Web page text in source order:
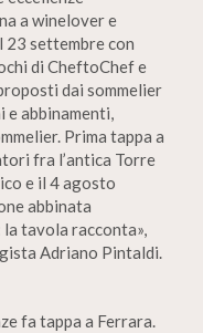
a winelover e
23 settembre con
di CheftoChef e
dai sommelier
e abbinamenti,
Prima tappa a
fra l’antica Torre
e il 4 agosto
abbinata
la tavola racconta»,
Adriano Pintaldi.
fa tappa a Ferrara.